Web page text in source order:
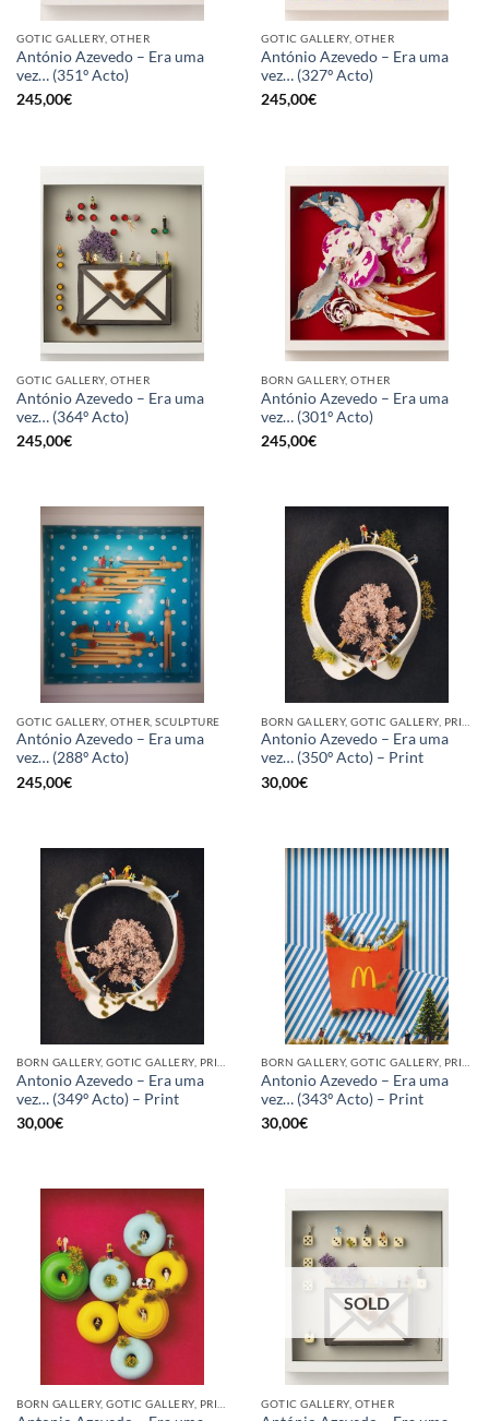
GOTIC GALLERY, OTHER
António Azevedo – Era uma
vez… (351º Acto)
245,00€
GOTIC GALLERY, OTHER
António Azevedo – Era uma
vez… (327º Acto)
245,00€
GOTIC GALLERY, OTHER
António Azevedo – Era uma
vez… (364º Acto)
245,00€
BORN GALLERY, OTHER
António Azevedo – Era uma
vez… (301º Acto)
245,00€
GOTIC GALLERY, OTHER, SCULPTURE
António Azevedo – Era uma
vez… (288º Acto)
245,00€
Antonio Azevedo – Era uma
vez… (350º Acto) – Print
30,00€
Antonio Azevedo – Era uma
vez… (349º Acto) – Print
30,00€
Antonio Azevedo – Era uma
vez… (343º Acto) – Print
30,00€
SOLD
GOTIC GALLERY, OTHER